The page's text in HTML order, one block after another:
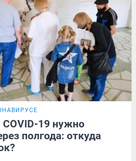
19 нужно
полгода: откуда